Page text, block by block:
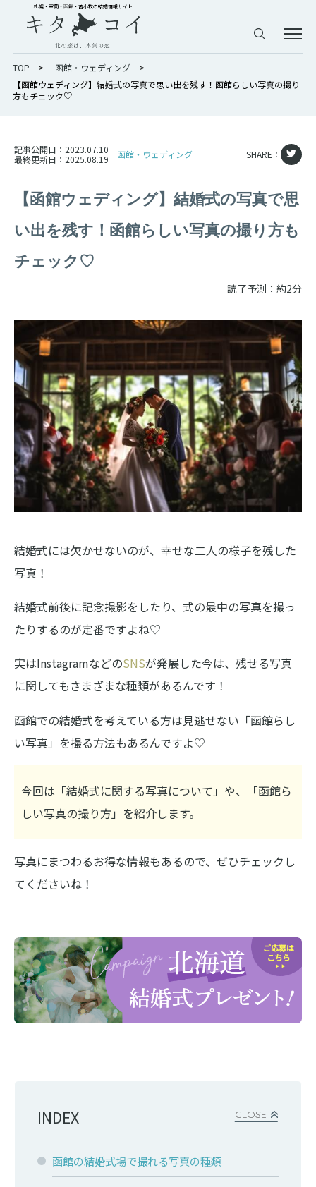
札幌・室蘭・函館・苫小牧の結婚情報サイト
TOP > 函館・ウェディング>
【函館ウェディング】結婚式の写真で思い出を残す！函館らしい写真の撮り
方もチェック♡
記事公開日： 2023.07.10
最終更新日： 2025.08.19 函館・ウェディング SHARE：
【函館ウェディング】結婚式の写真で思
い出を残す！函館らしい写真の撮り方も
チェック♡
読了予測：約2分
結婚式には欠かせないのが、幸せな二人の様子を残した
写真！
結婚式前後に記念撮影をしたり、式の最中の写真を撮っ
たりするのが定番ですよね♡
実はInstagramなどのSNSが発展した今は、残せる写真
に関してもさまざまな種類があるんです！
函館での結婚式を考えている方は見逃せない「函館らし
い写真」を撮る方法もあるんですよ♡
今回は「結婚式に関する写真について」や、「函館ら
しい写真の撮り方」を紹介します。
写真にまつわるお得な情報もあるので、ぜひチェックし
てくださいね！
CLOSE
INDEX
函館の結婚式場で撮れる写真の種類